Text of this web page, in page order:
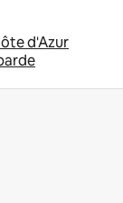
d'Azur